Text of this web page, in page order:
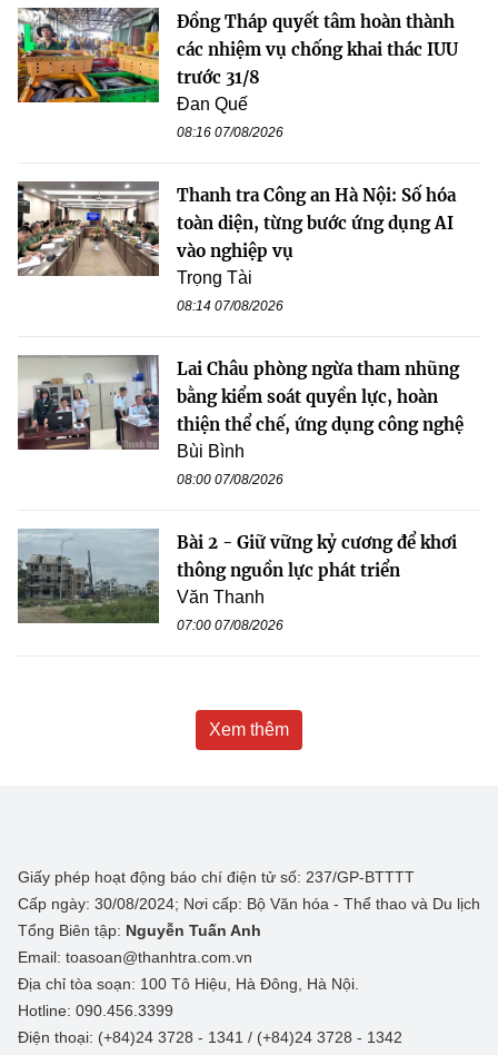
Đồng Tháp quyết tâm hoàn thành
các nhiệm vụ chống khai thác IUU
trước 31/8
Đan Quế
08:16 07/08/2026
Thanh tra Công an Hà Nội: Số hóa
toàn diện, từng bước ứng dụng AI
vào nghiệp vụ
Trọng Tài
08:14 07/08/2026
Lai Châu phòng ngừa tham nhũng
bằng kiểm soát quyền lực, hoàn
thiện thể chế, ứng dụng công nghệ
Bùi Bình
08:00 07/08/2026
Bài 2 - Giữ vững kỷ cương để khơi
thông nguồn lực phát triển
Văn Thanh
07:00 07/08/2026
Xem thêm
Giấy phép hoạt động báo chí điện tử số: 237/GP-BTTTT
Cấp ngày: 30/08/2024; Nơi cấp: Bộ Văn hóa - Thể thao và Du lịch
Tổng Biên tập: Nguyễn Tuấn Anh
Email: toasoan@thanhtra.com.vn
Địa chỉ tòa soạn: 100 Tô Hiệu, Hà Đông, Hà Nội.
Hotline: 090.456.3399
Điện thoại: (+84)24 3728 - 1341 / (+84)24 3728 - 1342